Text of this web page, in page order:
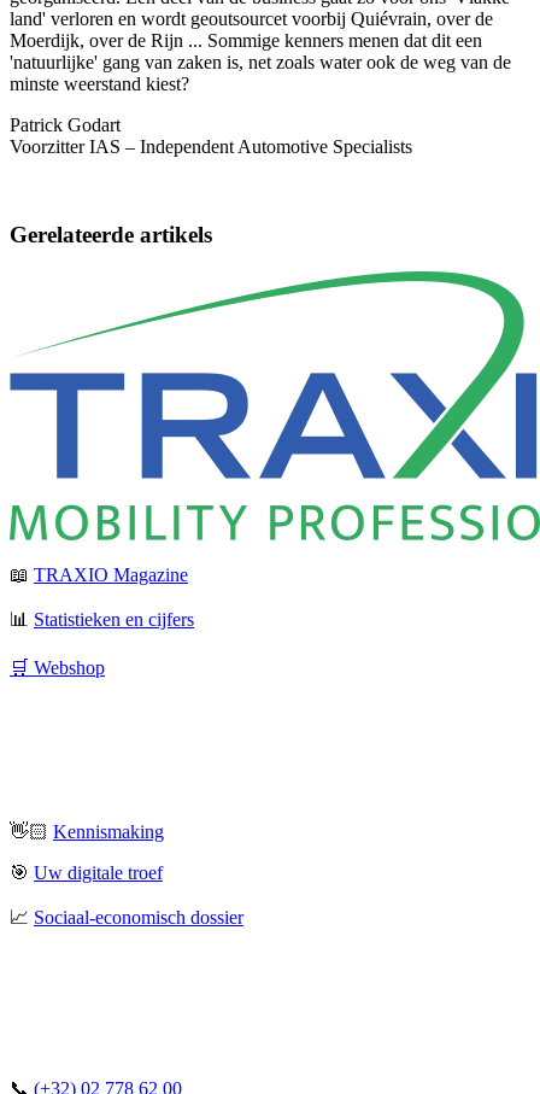
land' verloren en wordt geoutsourcet voorbij Quiévrain, over de
Moerdijk, over de Rijn ... Sommige kenners menen dat dit een
'natuurlijke' gang van zaken is, net zoals water ook de weg van de
minste weerstand kiest?
Patrick Godart
Voorzitter IAS – Independent Automotive Specialists
Gerelateerde artikels
📖 TRAXIO Magazine
📊 Statistieken en cijfers
🛒 Webshop
👋🏻 Kennismaking
🎯 Uw digitale troef
📈 Sociaal-economisch dossier
📞 (+32) 02 778 62 00